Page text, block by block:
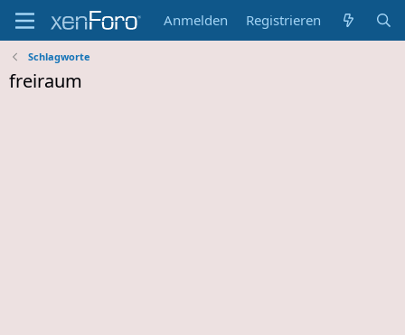
Anmelden Registrieren
Schlagworte
freiraum